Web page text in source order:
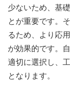
少ないため、基
とが重要です。
るため、より応
が効果的です。
適切に選択し、
となります。